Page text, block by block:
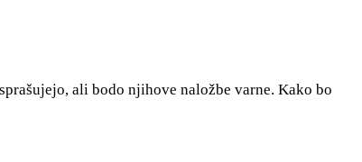
ali bodo njihove naložbe varne. Kako bo